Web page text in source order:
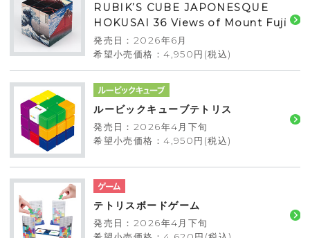
RUBIK’S CUBE JAPONESQUE
HOKUSAI 36 Views of Mount Fuji
発売日：2026年6月
希望小売価格：4,950円(税込)
ルービックキューブテトリス
発売日：2026年4月下旬
希望小売価格：4,950円(税込)
テトリスボードゲーム
発売日：2026年4月下旬